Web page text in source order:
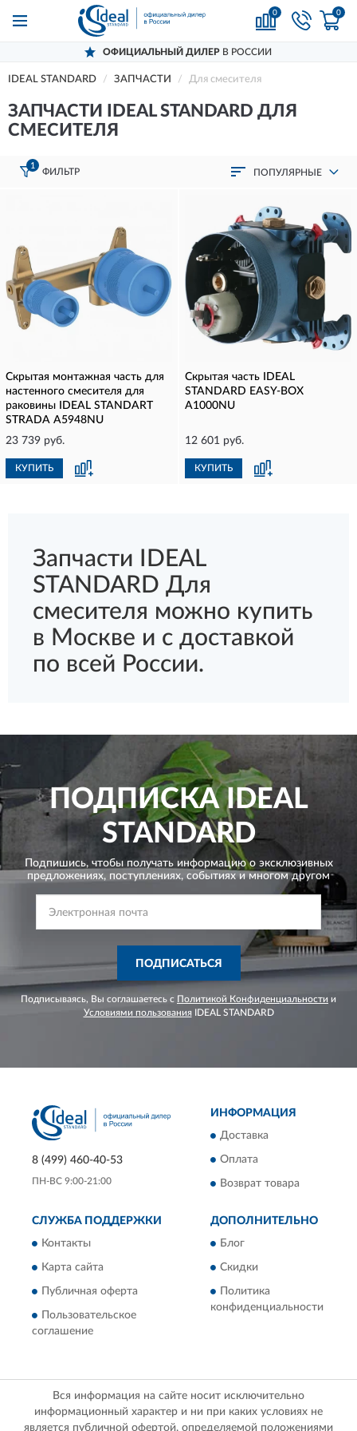
0 0
ОФИЦИАЛЬНЫЙ ДИЛЕРВ РОССИИ
IDEAL STANDARD ЗАПЧАСТИ Для смесителя
ЗАПЧАСТИ IDEAL STANDARD ДЛЯ
СМЕСИТЕЛЯ
1
ФИЛЬТР ПОПУЛЯРНЫЕ
Скрытая монтажная часть для
настенного смесителя для
раковины IDEAL STANDART
STRADA A5948NU
23 739 руб.
КУПИТЬ
Скрытая часть IDEAL
STANDARD EASY-BOX
A1000NU
12 601 руб.
КУПИТЬ
Запчасти IDEAL
STANDARD Для
смесителя можно купить
в Москве и с доставкой
по всей России.
ПОДПИСКАIDEAL
STANDARD
Подпишись, чтобы получать информацию о эксклюзивных
предложениях, поступлениях, событиях и многом другом
ПОДПИСАТЬСЯ
Подписываясь, Вы соглашаетесь с Политикой Конфиденциальности и
Условиями пользования IDEAL STANDARD
8 (499) 460-40-53
ПН-ВС 9:00-21:00
ИНФОРМАЦИЯ
Доставка
Оплата
Возврат товара
СЛУЖБА ПОДДЕРЖКИ
Контакты
Карта сайта
Публичная оферта
Пользовательское
соглашение
ДОПОЛНИТЕЛЬНО
Блог
Скидки
Политика
конфиденциальности
Вся информация на сайте носит исключительно
информационный характер и ни при каких условиях не
является публичной офертой, определяемой положениями